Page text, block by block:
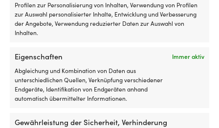
Profilen zur Personalisierung von Inhalten, Verwendung von Profilen
zur Auswahl personalisierter Inhalte, Entwicklung und Verbesserung
der Angebote, Verwendung reduzierter Daten zur Auswahl von
Inhalten.
Eigenschaften
Immer aktiv
Abgleichung und Kombination von Daten aus
unterschiedlichen Quellen, Verknüpfung verschiedener
Endgeräte, Identifikation von Endgeräten anhand
automatisch übermittelter Informationen.
Gewährleistung der Sicherheit, Verhinderung